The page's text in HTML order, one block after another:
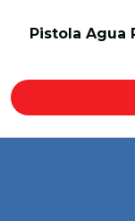
Pistola Agua